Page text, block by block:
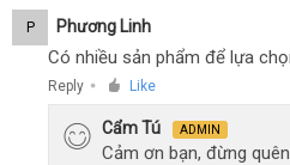
P Phương Linh
Có nhiều sản phẩm để lựa
Reply ● Like
Cẩm Tú ADMIN
Cảm ơn bạn, đừng